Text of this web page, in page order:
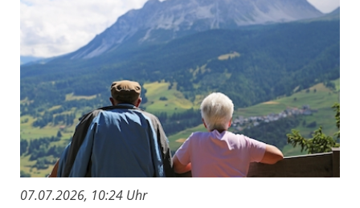
07.07.2026, 10:24 Uhr